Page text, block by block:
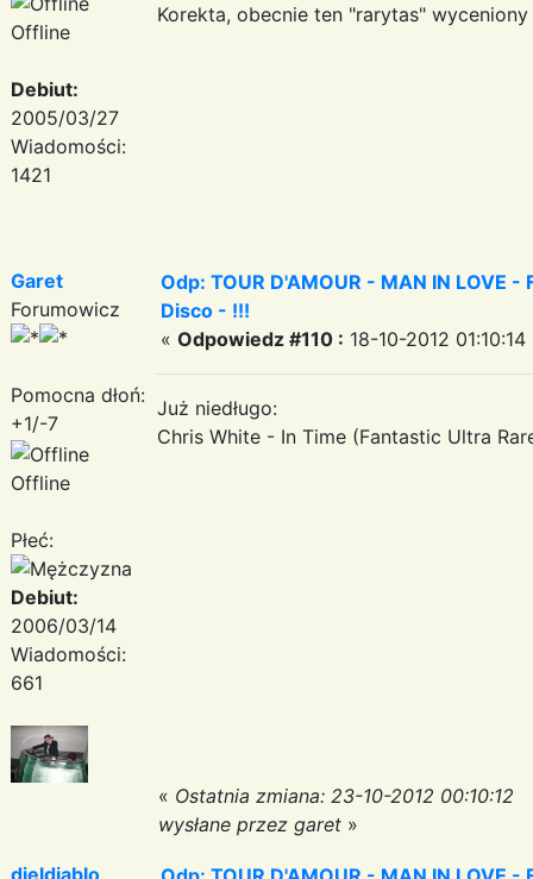
Offline
Debiut:
2005/03/27
Wiadomości:
1421
Korekta, obecnie ten "rarytas"
Garet
Forumowicz
Pomocna dłoń:
+1/-7
Offline
Płeć:
Debiut:
2006/03/14
Wiadomości:
661
Odp: TOUR D'AMOUR - MAN IN LOVE
Disco - !!!
« Odpowiedz #110 : 18-10-2012 01:10:14
Już niedługo:
Chris White - In Time (Fantastic Ultra
« Ostatnia zmiana: 23-10-2012 00:10:12
wysłane przez garet »
djeldiablo